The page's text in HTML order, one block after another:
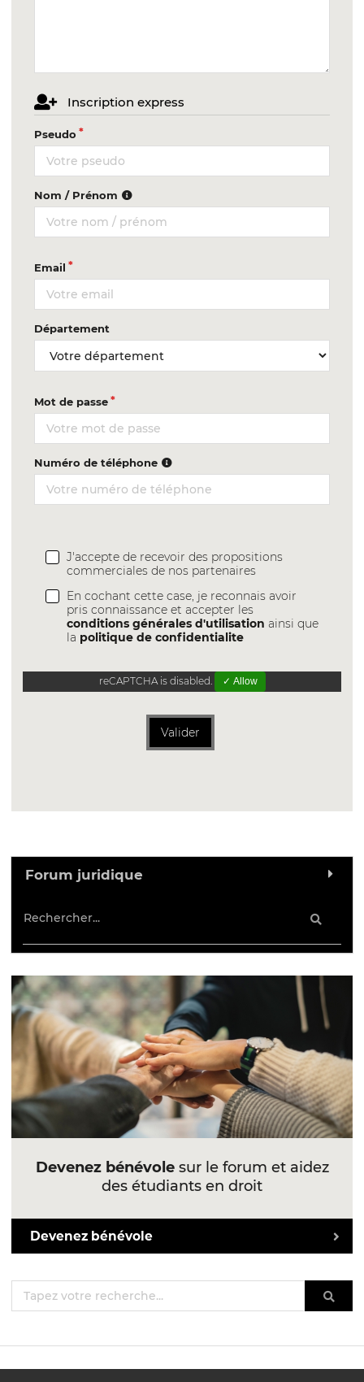
Inscription express
Pseudo
Nom / Prénom
Email
Département
Mot de passe
Numéro de téléphone
J'accepte de recevoir des propositions
commerciales de nos partenaires
En cochant cette case, je reconnais avoir
pris connaissance et accepter les
conditions générales d'utilisation ainsi que
la politique de confidentialite
reCAPTCHA is disabled. ✓ Allow
Valider
Forum juridique
Devenez bénévolesur le forum et aidez
des étudiants en droit
Devenez bénévole